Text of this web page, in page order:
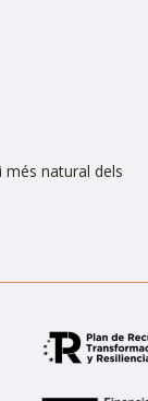
natural dels